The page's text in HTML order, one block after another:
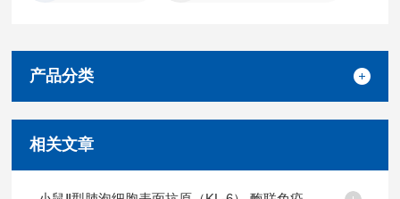
产品分类
相关文章